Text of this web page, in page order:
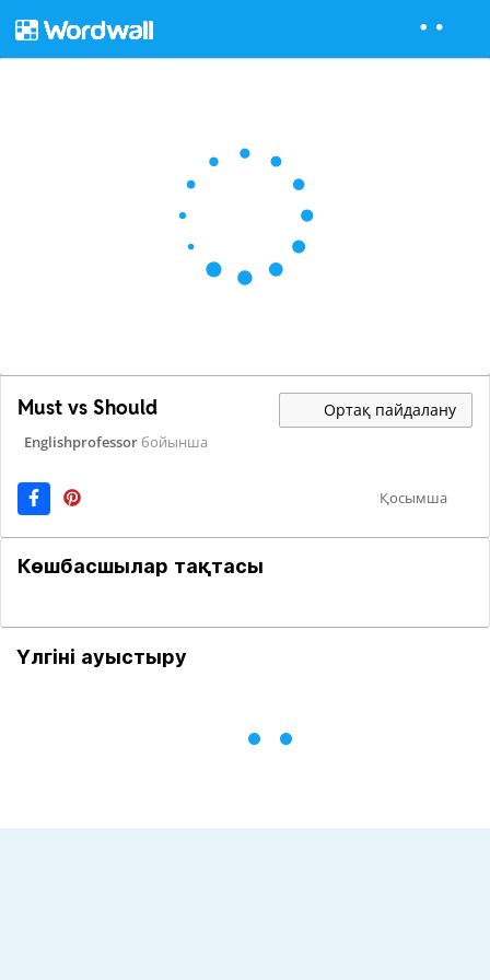
Must vs Should Ортақ пайдалану
Englishprofessorбойынша
Қосымша
Көшбасшылар тақтасы
Үлгіні ауыстыру